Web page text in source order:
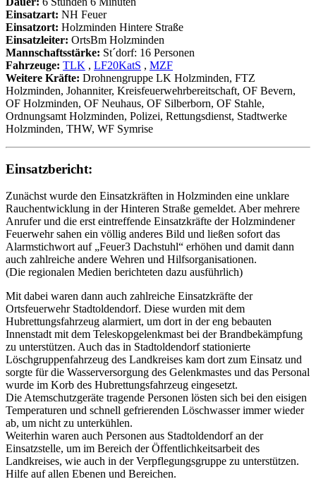
Einsatzart: NH Feuer
Einsatzort: Holzminden Hintere Straße
Einsatzleiter: OrtsBm Holzminden
Mannschaftsstärke: St´dorf: 16 Personen
Fahrzeuge: TLK , LF20KatS , MZF
Weitere Kräfte: Drohnengruppe LK Holzminden, FTZ
Holzminden, Johanniter, Kreisfeuerwehrbereitschaft, OF Bevern,
OF Holzminden, OF Neuhaus, OF Silberborn, OF Stahle,
Ordnungsamt Holzminden, Polizei, Rettungsdienst, Stadtwerke
Holzminden, THW, WF Symrise
Einsatzbericht:
Zunächst wurde den Einsatzkräften in Holzminden eine unklare
Rauchentwicklung in der Hinteren Straße gemeldet. Aber mehrere
Anrufer und die erst eintreffende Einsatzkräfte der Holzmindener
Feuerwehr sahen ein völlig anderes Bild und ließen sofort das
Alarmstichwort auf „Feuer3 Dachstuhl“ erhöhen und damit dann
auch zahlreiche andere Wehren und Hilfsorganisationen.
(Die regionalen Medien berichteten dazu ausführlich)
Mit dabei waren dann auch zahlreiche Einsatzkräfte der
Ortsfeuerwehr Stadtoldendorf. Diese wurden mit dem
Hubrettungsfahrzeug alarmiert, um dort in der eng bebauten
Innenstadt mit dem Teleskopgelenkmast bei der Brandbekämpfung
zu unterstützen. Auch das in Stadtoldendorf stationierte
Löschgruppenfahrzeug des Landkreises kam dort zum Einsatz und
sorgte für die Wasserversorgung des Gelenkmastes und das Personal
wurde im Korb des Hubrettungsfahrzeug eingesetzt.
Die Atemschutzgeräte tragende Personen lösten sich bei den eisigen
Temperaturen und schnell gefrierenden Löschwasser immer wieder
ab, um nicht zu unterkühlen.
Weiterhin waren auch Personen aus Stadtoldendorf an der
Einsatzstelle, um im Bereich der Öffentlichkeitsarbeit des
Landkreises, wie auch in der Verpflegungsgruppe zu unterstützen.
Hilfe auf allen Ebenen und Bereichen.